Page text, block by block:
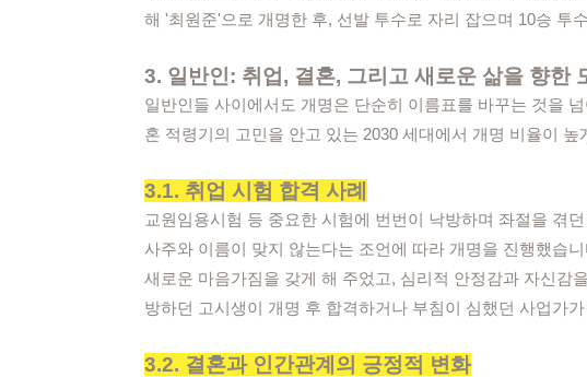
해 '최원준'으로 개명한 후, 선발 투수로 자리 잡으며 10승 투
3. 일반인: 취업, 결혼, 그리고 새로운 삶을 향한
일반인들 사이에서도 개명은 단순히 이름표를 바꾸는 것을
혼 적령기의 고민을 안고 있는 2030 세대에서 개명 비율이 높
3.1. 취업 시험 합격 사례
교원임용시험 등 중요한 시험에 번번이 낙방하며 좌절을 겪
사주와 이름이 맞지 않는다는 조언에 따라 개명을 진행했습
새로운 마음가짐을 갖게 해 주었고, 심리적 안정감과 자신감
방하던 고시생이 개명 후 합격하거나 부침이 심했던 사업가
3.2. 결혼과 인간관계의 긍정적 변화